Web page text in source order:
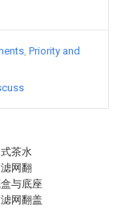
茶水
网翻
与底座
网翻盖
Priority and